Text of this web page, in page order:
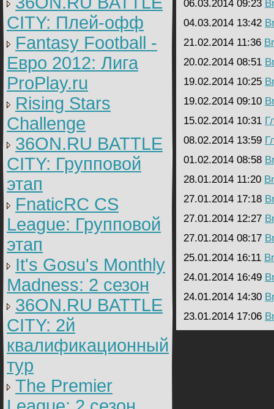
CITY: Плей-офф
Fantasy Football -
Евро 2012: Лига
ProPlay.ru
Rising Stars
Challenge
36ON.RU BATTLE
CITY: Групповой
этап
FnaticRC CS
League: Групповой
этап
It's Gosu's Monthly
Madness: 2 сезон
36ON.RU BATTLE
CITY: 2й
квалификационный
тур
The Premier
06.03.2014 09:23
04.03.2014 13:42
21.02.2014 11:36
20.02.2014 08:51
19.02.2014 10:25
19.02.2014 09:10
15.02.2014 10:31
08.02.2014 13:59
01.02.2014 08:58
28.01.2014 11:20
27.01.2014 17:18
27.01.2014 12:27
27.01.2014 08:17
25.01.2014 16:11
24.01.2014 16:49
24.01.2014 14:30
23.01.2014 17:06